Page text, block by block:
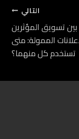
التالي
تسويق المؤثرين
الممولة: متى
تستخدم كل منهما؟